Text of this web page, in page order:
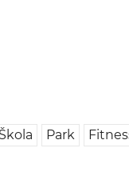
Škola Park